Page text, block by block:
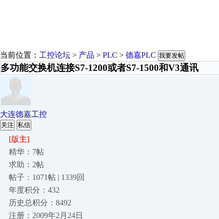
当前位置： 工控论坛 > 产品 > PLC > 德嘉PLC 我要发帖
多功能交换机连接S7-1200或者S7-1500和V3通讯
大连德嘉工控
关注 私信
[版主]
精华：7帖
求助：2帖
帖子：1071帖 | 1339回
年度积分：432
历史总积分：8492
注册：2009年2月24日